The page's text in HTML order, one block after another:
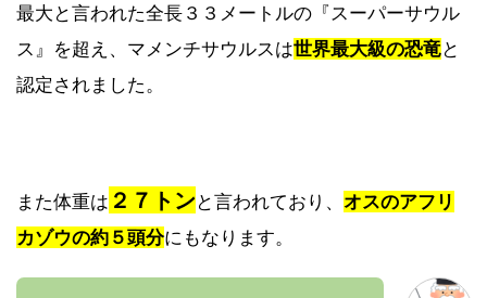
最大と言われた全長３３メートルの『スーパーサウル
ス』を超え、マメンチサウルスは世界最大級の恐竜と
認定されました。
また体重は ２７トンと言われており、 オスのアフリ
カゾウの約５頭分にもなります。